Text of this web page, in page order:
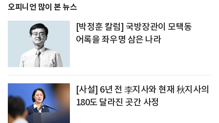
오피니언 많이 본 뉴스
[박정훈 칼럼] 국방장관이 모택동
어록을 좌우명 삼은 나라
[사설] 6년 전 李지사와 현재 秋지사의
180도 달라진 곳간 사정